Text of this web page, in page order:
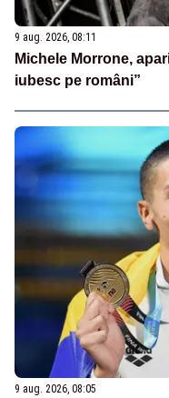
9 aug. 2026, 08:11
Michele Morrone,
iubesc pe români”
9 aug. 2026, 08:05